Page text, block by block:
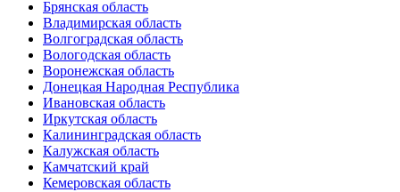
Брянская область
Владимирская область
Волгоградская область
Вологодская область
Воронежская область
Донецкая Народная Республика
Ивановская область
Иркутская область
Калининградская область
Калужская область
Камчатский край
Кемеровская область